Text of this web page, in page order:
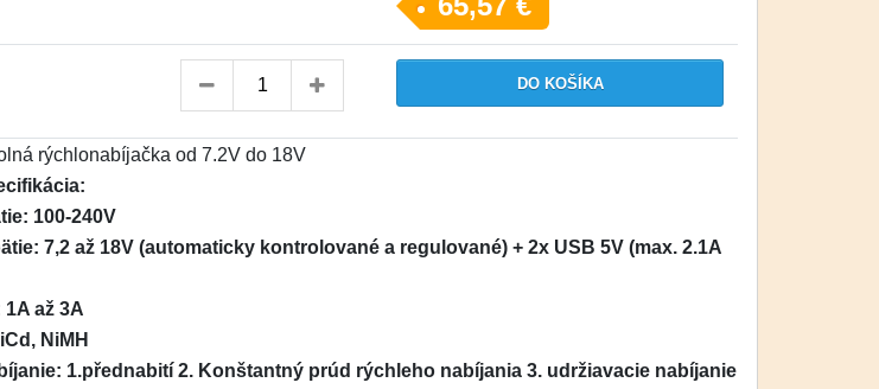
rýchlonabíjačka od 7.2V do 18V
100-240V
7,2 až 18V (automaticky kontrolované a regulované) + 2x USB 5V (max. 2.1A
až 3A
NiMH
1.přednabití 2. Konštantný prúd rýchleho nabíjania 3. udržiavacie nabíjanie